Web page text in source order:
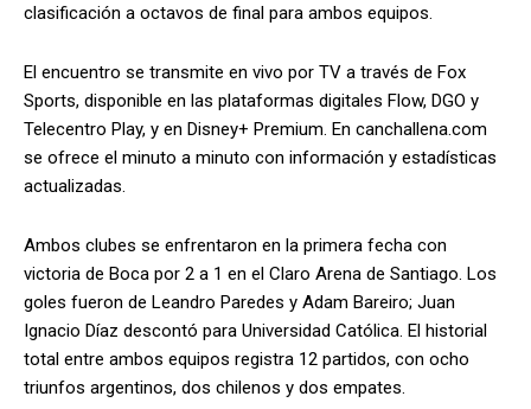
clasificación a octavos de final para ambos equipos.
El encuentro se transmite en vivo por TV a través de Fox
Sports, disponible en las plataformas digitales Flow, DGO y
Telecentro Play, y en Disney+ Premium. En canchallena.com
se ofrece el minuto a minuto con información y estadísticas
actualizadas.
Ambos clubes se enfrentaron en la primera fecha con
victoria de Boca por 2 a 1 en el Claro Arena de Santiago. Los
goles fueron de Leandro Paredes y Adam Bareiro; Juan
Ignacio Díaz descontó para Universidad Católica. El historial
total entre ambos equipos registra 12 partidos, con ocho
triunfos argentinos, dos chilenos y dos empates.